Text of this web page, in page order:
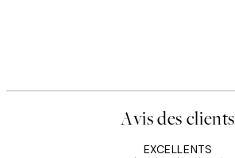
Avis des clients
EXCELLENTS